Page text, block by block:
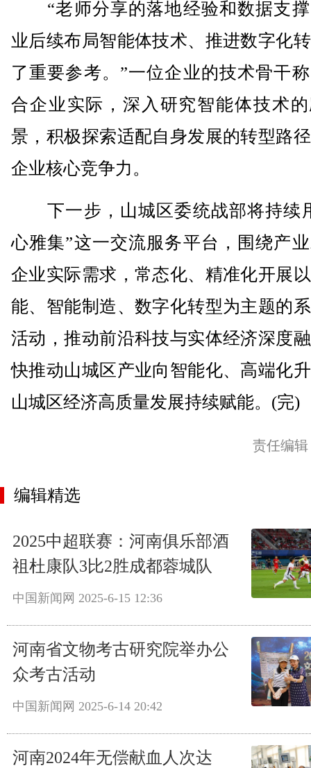
“老师分享的落地经验和数据支撑
业后续布局智能体技术、推进数字化
了重要参考。”一位企业的技术骨干
合企业实际，深入研究智能体技术
景，积极探索适配自身发展的转型路
企业核心竞争力。
下一步，山城区委统战部将持续
心雅集”这一交流服务平台，围绕产
企业实际需求，常态化、精准化开展
能、智能制造、数字化转型为主题的
活动，推动前沿科技与实体经济深度
快推动山城区产业向智能化、高端化
山城区经济高质量发展持续赋能。(完)
责任编
编辑精选
2025中超联赛：河南俱乐部酒
祖杜康队3比2胜成都蓉城队
中国新闻网 2025-6-15 12:36
河南省文物考古研究院举办公
众考古活动
中国新闻网 2025-6-14 20:42
河南2024年无偿献血人次达